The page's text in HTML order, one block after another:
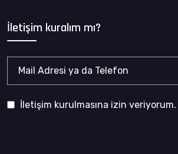
İletişim kuralım mı?
İletişim kurulmasına izin veriyorum.